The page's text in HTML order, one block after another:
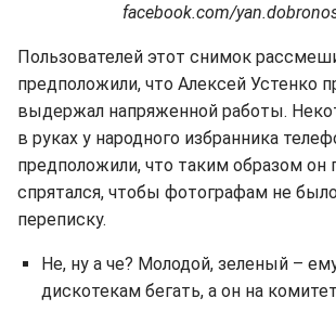
facebook.com/
Пользователей этот снимок
предположили, что Алексей Устенко
выдержал напряженной работы.
в руках у народного избранника
предположили, что таким образом он
спрятался, чтобы фотографам не
переписку.
Не, ну а че? Молодой, зеленый –
дискотекам бегать, а он на